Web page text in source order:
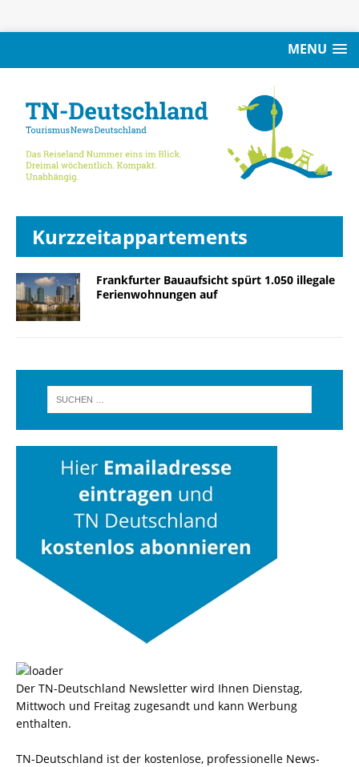
MENU
Kurzzeitappartements
Frankfurter Bauaufsicht spürt 1.050 illegale
Ferienwohnungen auf
Der TN-Deutschland Newsletter wird Ihnen Dienstag,
Mittwoch und Freitag zugesandt und kann Werbung
enthalten.
TN-Deutschland ist der kostenlose, professionelle News-